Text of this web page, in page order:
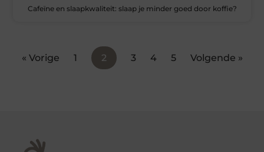
Cafeïne en slaapkwaliteit: slaap je minder goed door koffie?
« Vorige 1 2 3 4 5 Volgende »